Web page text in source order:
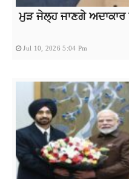
ਮੁੜ ਜੇਲ੍ਹ ਜਾਣਗੇ ਅਦਾਕਾਰ
Jul 10, 2026 5:04 Pm